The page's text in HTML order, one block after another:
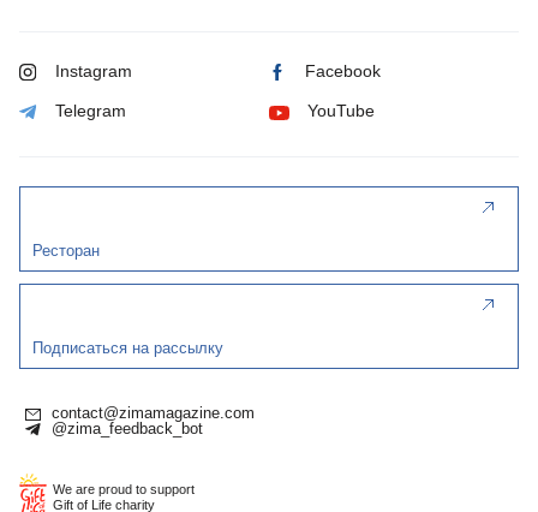
Instagram Facebook
Telegram YouTube
Ресторан
Подписаться на рассылку
contact@zimamagazine.com
@zima_feedback_bot
We are proud to support
Gift of Life charity